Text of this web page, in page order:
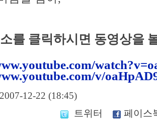
를 클릭하시면 동영상을
v/
12-22 (18:45)
트위터
페이스